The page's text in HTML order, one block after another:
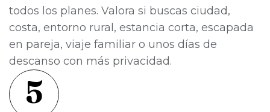
todos los planes. Valora si buscas ciudad,
costa, entorno rural, estancia corta, escapada
en pareja, viaje familiar o unos días de
descanso con más privacidad.
5